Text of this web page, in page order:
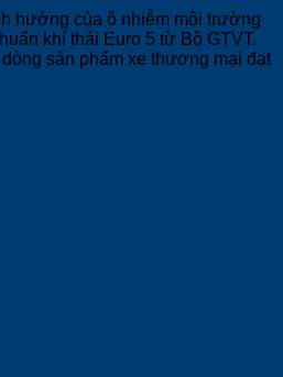
hưởng của ô nhiễm môi trường
khí thải Euro 5 từ Bộ GTVT.
sản phẩm xe thương mại đạt